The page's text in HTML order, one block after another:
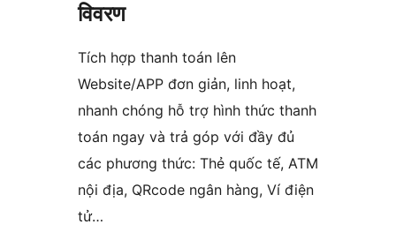
विवरण
Tích hợp thanh toán lên
Website/APP đơn giản, linh hoạt,
nhanh chóng hỗ trợ hình thức thanh
toán ngay và trả góp với đầy đủ
các phương thức: Thẻ quốc tế, ATM
nội địa, QRcode ngân hàng, Ví điện
tử…